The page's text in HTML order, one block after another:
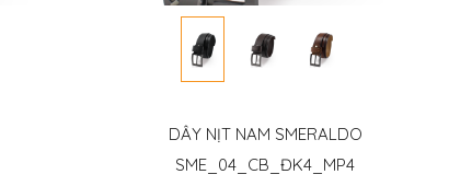
DÂY NỊT NAM SMERALDO
SME_04_CB_ĐK4_MP4